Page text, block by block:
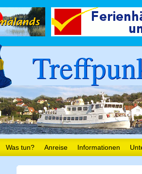
Was tun? Anreise Informationen